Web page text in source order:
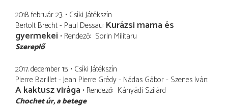
2018. február 23. Csíki Játékszín
Bertolt Brecht - Paul Dessau Kurázsi mama és
gyermekei Rendező Sorin Militaru
Szereplő
2017. december 15. Csíki Játékszín
Pierre Barillet - Jean Pierre Grédy - Nádas Gábor - Szenes Iván
A kaktusz virága Rendező Kányádi Szilárd
Chochet úr a betege